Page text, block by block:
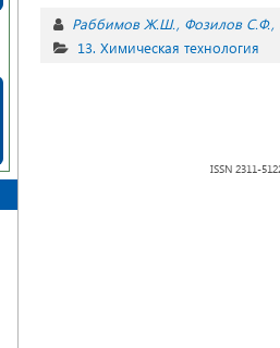
Раббимов Ж.Ш. Фозилов С.Ф.
13. Химическая технология
ISSN 2311-